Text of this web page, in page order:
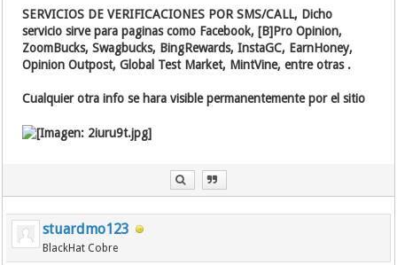
SERVICIOS DE VERIFICACIONES POR SMS/CALL, Dicho
servicio sirve para paginas como Facebook, [B]Pro Opinion,
ZoomBucks, Swagbucks, BingRewards, InstaGC, EarnHoney,
Opinion Outpost, Global Test Market, MintVine, entre otras .
Cualquier otra info se hara visible permanentemente por el sitio
stuardmo123
BlackHat Cobre